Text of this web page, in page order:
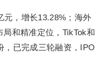
元，增长13.28%；海外
和精准定位，TikTok和
，已完成三轮融资，IPO